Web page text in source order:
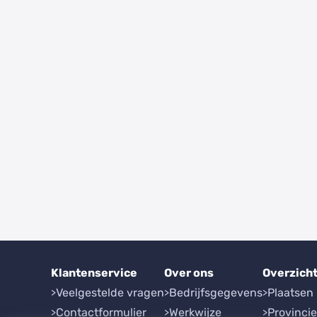
Klantenservice
Veelgestelde vragen
Contactformulier
Over ons
Bedrijfsgegevens
Werkwijze
Plaatsen